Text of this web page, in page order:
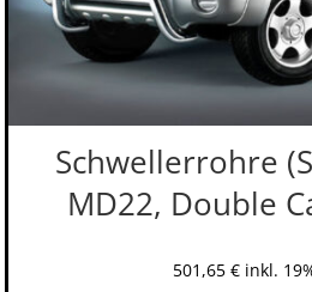
Schwellerrohre
MD22, Double
501,65 € inkl.